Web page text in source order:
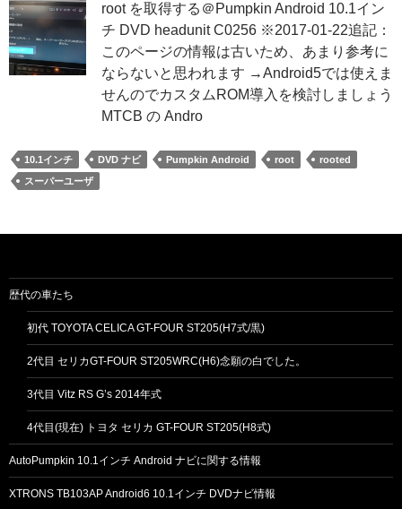
root を取得する＠Pumpkin Android 10.1イン
チ DVD headunit C0256 ※2017-01-22追記：
このページの情報は古いため、あまり参考に
ならないと思われます →Android5では使えま
せんのでカスタムROM導入を検討しましょう
MTCB の Andro
10.1インチ DVD ナビ Pumpkin Android root
rooted
スーパーユーザ
歴代の車たち
初代 TOYOTA CELICA GT-FOUR ST205(H7式/黒)
2代目 セリカGT-FOUR ST205WRC(H6)念願の白でした。
3代目 Vitz RS G’s 2014年式
4代目(現在) トヨタ セリカ GT-FOUR ST205(H8式)
AutoPumpkin 10.1インチ Android ナビに関する情報
XTRONS TB103AP Android6 10.1インチ DVDナビ情報